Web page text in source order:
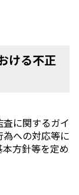
ける不正
に関するガイ
への対応等に
方針等を定め